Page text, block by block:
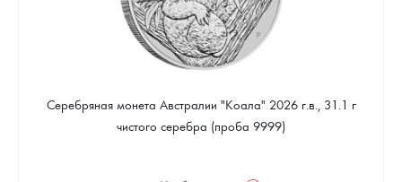
Серебряная монета Австралии "Коала" 2026 г.в., 31.1 г
чистого серебра (проба 9999)